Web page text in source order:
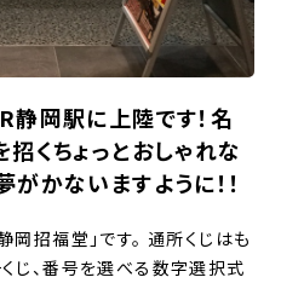
静岡駅に上陸です！名
招くちょっとおしゃれな
がかないますように！！
招福堂」です。 通所くじはも
じ、番号を選べる数字選択式